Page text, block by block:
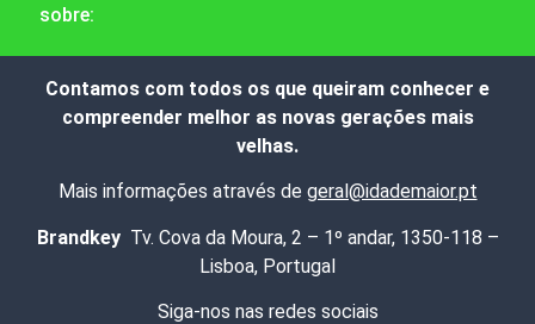
sobre:
Contamos com todos os que queiram conhecer e
compreender melhor as novas gerações mais
velhas.
Mais informações através de geral@idademaior.pt
Brandkey Tv. Cova da Moura, 2 – 1º andar, 1350-118 –
Lisboa, Portugal
Siga-nos nas redes sociais